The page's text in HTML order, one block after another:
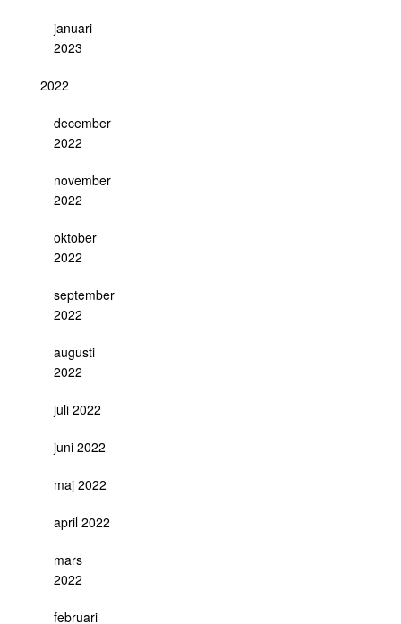
januari
2023
2022
december
2022
november
2022
oktober
2022
september
2022
augusti
2022
juli 2022
juni 2022
maj 2022
april 2022
mars
2022
februari